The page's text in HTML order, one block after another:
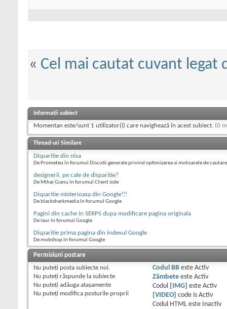
« Cel mai cautat cuvant legat
Informații subiect
Momentan este/sunt 1 utilizator(i) care navighează în acest subiect. (0
Thread-uri Similare
Disparitie din nisa
De Prometeu în forumul Discutii generale privind optimizarea si motoarele de cautare
designerii, pe cale de disparitie?
De Mihai Gianu în forumul Client side
Disparitie misterioasa din Google!!!
De blacksharkmedia în forumul Google
Pagini din cache in SERPS dupa modificare pagina originala
De laur în forumul Google
Disparitie prima pagina din indexul Google
De mobshop în forumul Google
Permisiuni postare
Nu puteţi posta subiecte noi.
Nu puteţi răspunde la subiecte
Nu puteţi adăuga ataşamente
Nu puteţi modifica posturile proprii
Codul BBeste Activ
Zâmbeteeste Activ
Codul
[IMG] este Activ
[VIDEO]
code is Activ
Codul HTML este
Inactiv